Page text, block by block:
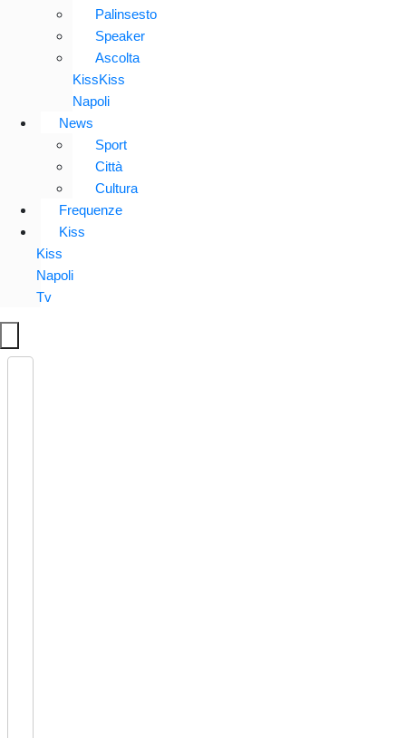
Palinsesto
Speaker
Ascolta
KissKiss
Napoli
News
Sport
Città
Cultura
Frequenze
Kiss
Kiss
Napoli
Tv